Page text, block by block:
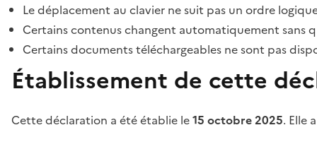
Le déplacement au clavier ne suit pas un ordre
Certains contenus changent automatiquement sans
Certains documents téléchargeables ne sont pas
Établissement de cette
Cette déclaration a été établie le15 octobre 2025. Elle